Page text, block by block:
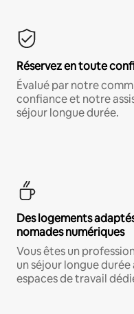
Réservez en toute
Évalué par notre
confiance et notre
séjour longue durée.
Des logements
nomades numériques
Vous êtes un
un séjour longue
espaces de travail